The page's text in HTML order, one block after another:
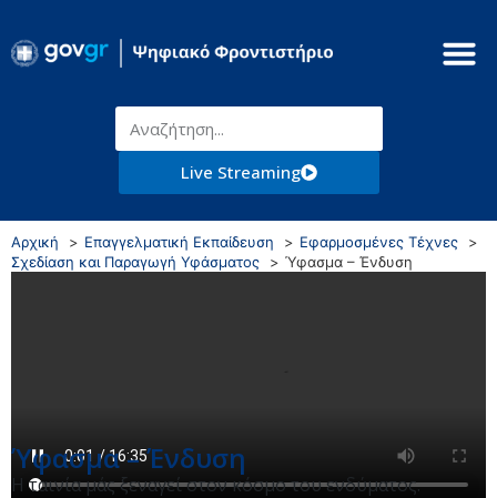
Live Streaming
Αρχική Επαγγελματική Εκπαίδευση
Εφαρμοσμένες Τέχνες
Σχεδίαση και Παραγωγή Υφάσματος
Ύφασμα – Ένδυση
Ύφασμα – Ένδυση
Η ταινία μάς ξεναγεί στον κόσμο του ενδύματος.